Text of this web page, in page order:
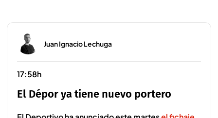
Juan Ignacio Lechuga
17:58h
El Dépor ya tiene nuevo portero